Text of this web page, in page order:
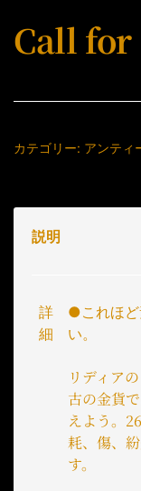
Call
カテゴリー: アンティ
説明
詳
細
●これほ
い。
リディア
古の金貨
えよう。
耗、傷、
す。